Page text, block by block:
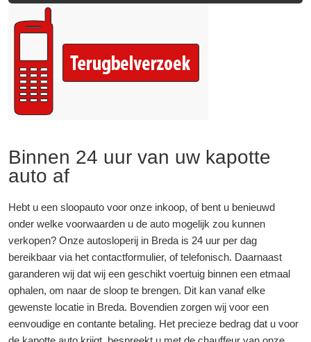
Binnen 24 uur van uw kapotte
auto af
Hebt u een sloopauto voor onze inkoop, of bent u benieuwd
onder welke voorwaarden u de auto mogelijk zou kunnen
verkopen? Onze autosloperij in Breda is 24 uur per dag
bereikbaar via het contactformulier, of telefonisch. Daarnaast
garanderen wij dat wij een geschikt voertuig binnen een etmaal
ophalen, om naar de sloop te brengen. Dit kan vanaf elke
gewenste locatie in Breda. Bovendien zorgen wij voor een
eenvoudige en contante betaling. Het precieze bedrag dat u voor